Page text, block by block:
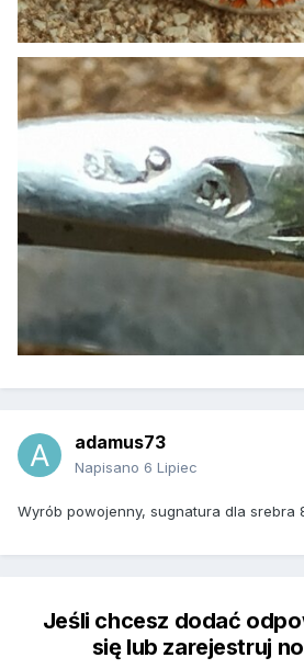
adamus73
Napisano 6 Lipiec
Wyrób powojenny, sugnatura dla srebra
Jeśli chcesz dodać
się lub zarejestruj